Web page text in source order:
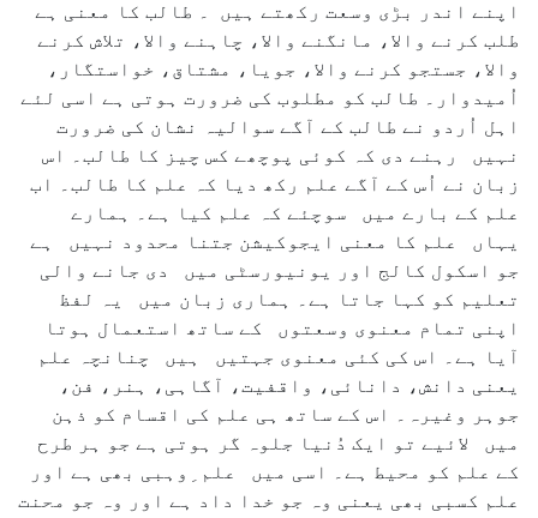
اپنے اندر بڑی وسعت رکھتے ہیں ۔ طالب کا معنی ہے
طلب کرنے والا، مانگنے والا، چاہنے والا، تلاش کرنے
والا، جستجو کرنے والا، جویا، مشتاق، خواستگار،
اُمیدوار۔ طالب کو مطلوب کی ضرورت ہوتی ہے اسی لئے
اہل اُردو نے طالب کے آگے سوالیہ نشان کی ضرورت
نہیں رہنے دی کہ کوئی پوچھے کس چیز کا طالب۔ اس
زبان نے اُس کے آگے علم رکھ دیا کہ علم کا طالب۔ اب
علم کے بارے میں سوچئے کہ علم کیا ہے۔ ہمارے
یہاں علم کا معنی ایجوکیشن جتنا محدود نہیں ہے
جو اسکول کالج اور یونیورسٹی میں دی جانے والی
تعلیم کو کہا جاتا ہے۔ ہماری زبان میں یہ لفظ
اپنی تمام معنوی وسعتوں کے ساتھ استعمال ہوتا
آیا ہے۔ اس کی کئی معنوی جہتیں ہیں چنانچہ علم
یعنی دانش، دانائی، واقفیت، آگاہی، ہنر، فن،
جوہر وغیرہ۔ اس کے ساتھ ہی علم کی اقسام کو ذہن
میں لائیے تو ایک دُنیا جلوہ گر ہوتی ہے جو ہر طرح
کے علم کو محیط ہے۔ اسی میں علم ِوہبی بھی ہے اور
علم کسبی بھی یعنی وہ جو خدا داد ہے اور وہ جو محنت